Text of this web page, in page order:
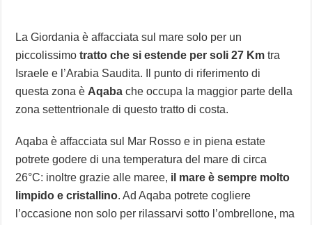
La Giordania è affacciata sul mare solo per un
piccolissimotratto che si estende per soli 27 Km tra
Israele e l’Arabia Saudita. Il punto di riferimento di
questa zona è Aqaba che occupa la maggior parte della
zona settentrionale di questo tratto di costa.
Aqaba è affacciata sul Mar Rosso e in piena estate
potrete godere di una temperatura del mare di circa
26°C: inoltre grazie alle maree, il mare è sempre molto
limpido e cristallino. Ad Aqaba potrete cogliere
l’occasione non solo per rilassarvi sotto l’ombrellone, ma